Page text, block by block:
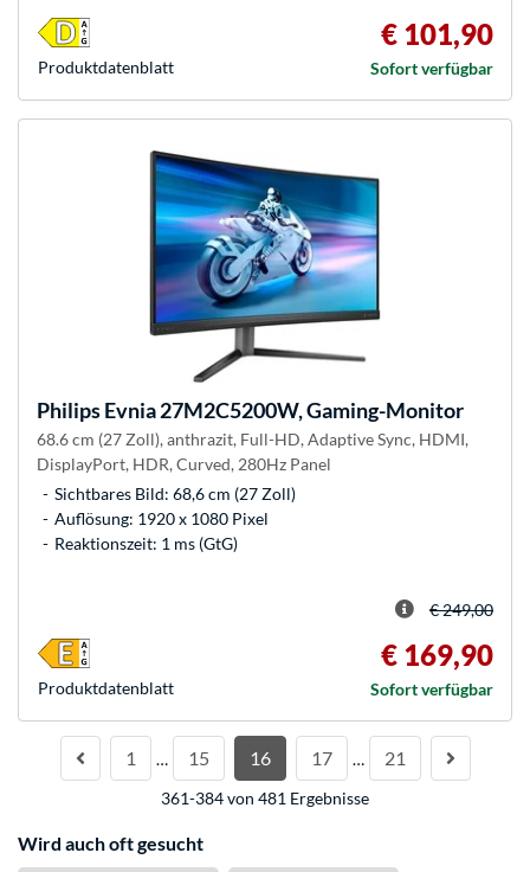
€ 101,90
Sofort verfügbar
Produkt­datenblatt
PhilipsEvnia 27M2C5200W, Gaming-Monitor
68.6 cm (27 Zoll), anthrazit, Full-HD, Adaptive Sync, HDMI,
DisplayPort, HDR, Curved, 280Hz Panel
Sichtbares Bild: 68,6 cm (27 Zoll)
Auflösung: 1920 x 1080 Pixel
Reaktionszeit: 1 ms (GtG)
€ 249,00
€ 169,90
Sofort verfügbar
Produkt­datenblatt
1 … 15 16 17 … 21
361-384 von 481 Ergebnisse
Wird auch oft gesucht